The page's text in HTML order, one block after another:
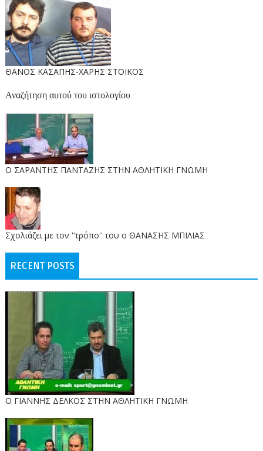
ΘΑΝΟΣ ΚΑΣΑΠΗΣ-ΧΑΡΗΣ ΣΤΟΙΚΟΣ
Αναζήτηση αυτού του ιστολογίου
O ΣΑΡΑΝΤΗΣ ΠΑΝΤΑΖΗΣ ΣΤΗΝ ΑΘΛΗΤΙΚΗ ΓΝΩΜΗ
Σχολιάζει με τον ''τρόπο'' του ο ΘΑΝΑΣΗΣ ΜΠΙΛΙΑΣ
RECENT POSTS
Ο ΓΙΑΝΝΗΣ ΔΕΛΚΟΣ ΣΤΗΝ ΑΘΛΗΤΙΚΗ ΓΝΩΜΗ